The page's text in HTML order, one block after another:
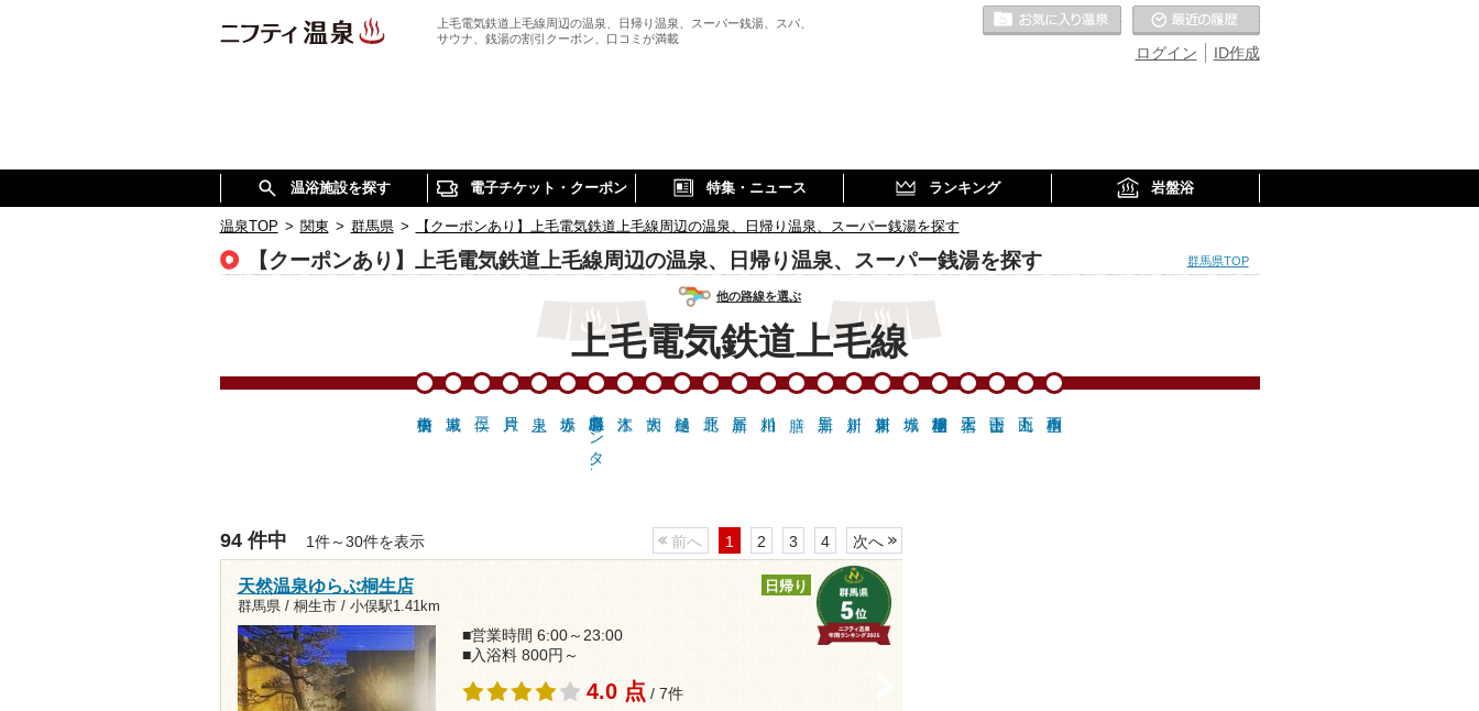
上毛電気鉄道上毛線周辺の温泉、日帰り温泉、スーパー銭湯、スパ、
サウナ、銭湯の割引クーポン、口コミが満載
ID作成
ログイン
お気に入りの温泉
温浴施設を探す 電子チケット・クーポン 特集・ニュース ランキング 岩盤浴
温泉TOP > 関東 > 群馬県 > 【クーポンあり】上毛電気鉄道上毛線周辺の温泉、日帰り温泉、スーパー銭湯を探す
【クーポンあり】上毛電気鉄道上毛線周辺の温泉、日帰り温泉、スーパー銭湯を探す 群馬県TOP
他の路線を選ぶ
上毛電気鉄道上毛線
心臓血管センタ…
94 件中 1件～30件を表示 前へ 1 2 3 4 次へ
天然温泉ゆらぶ桐生店
群馬県 / 桐生市 / 小俣駅1.41km
日帰り
■営業時間 6:00～23:00
■入浴料 800円～
4.0 点 / 7件